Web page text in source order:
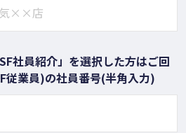
社員紹介」を選択した方はご回
従業員)の社員番号(半角入力)